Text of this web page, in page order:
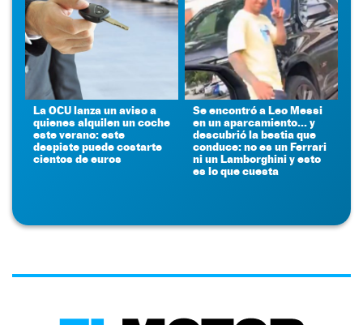
La OCU lanza un aviso a
quienes alquilen un coche
este verano: este
despiste puede costarte
cientos de euros
Se encontró a Leo Messi
en un aparcamiento... y
descubrió la bestia que
conduce: no es un Ferrari
ni un Lamborghini y esto
es lo que cuesta